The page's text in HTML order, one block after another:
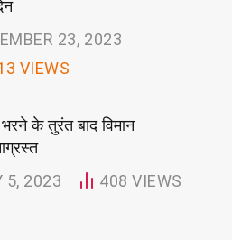
23, 2023
VIEWS
के तुरंत बाद विमान
5, 2023 408VIEWS